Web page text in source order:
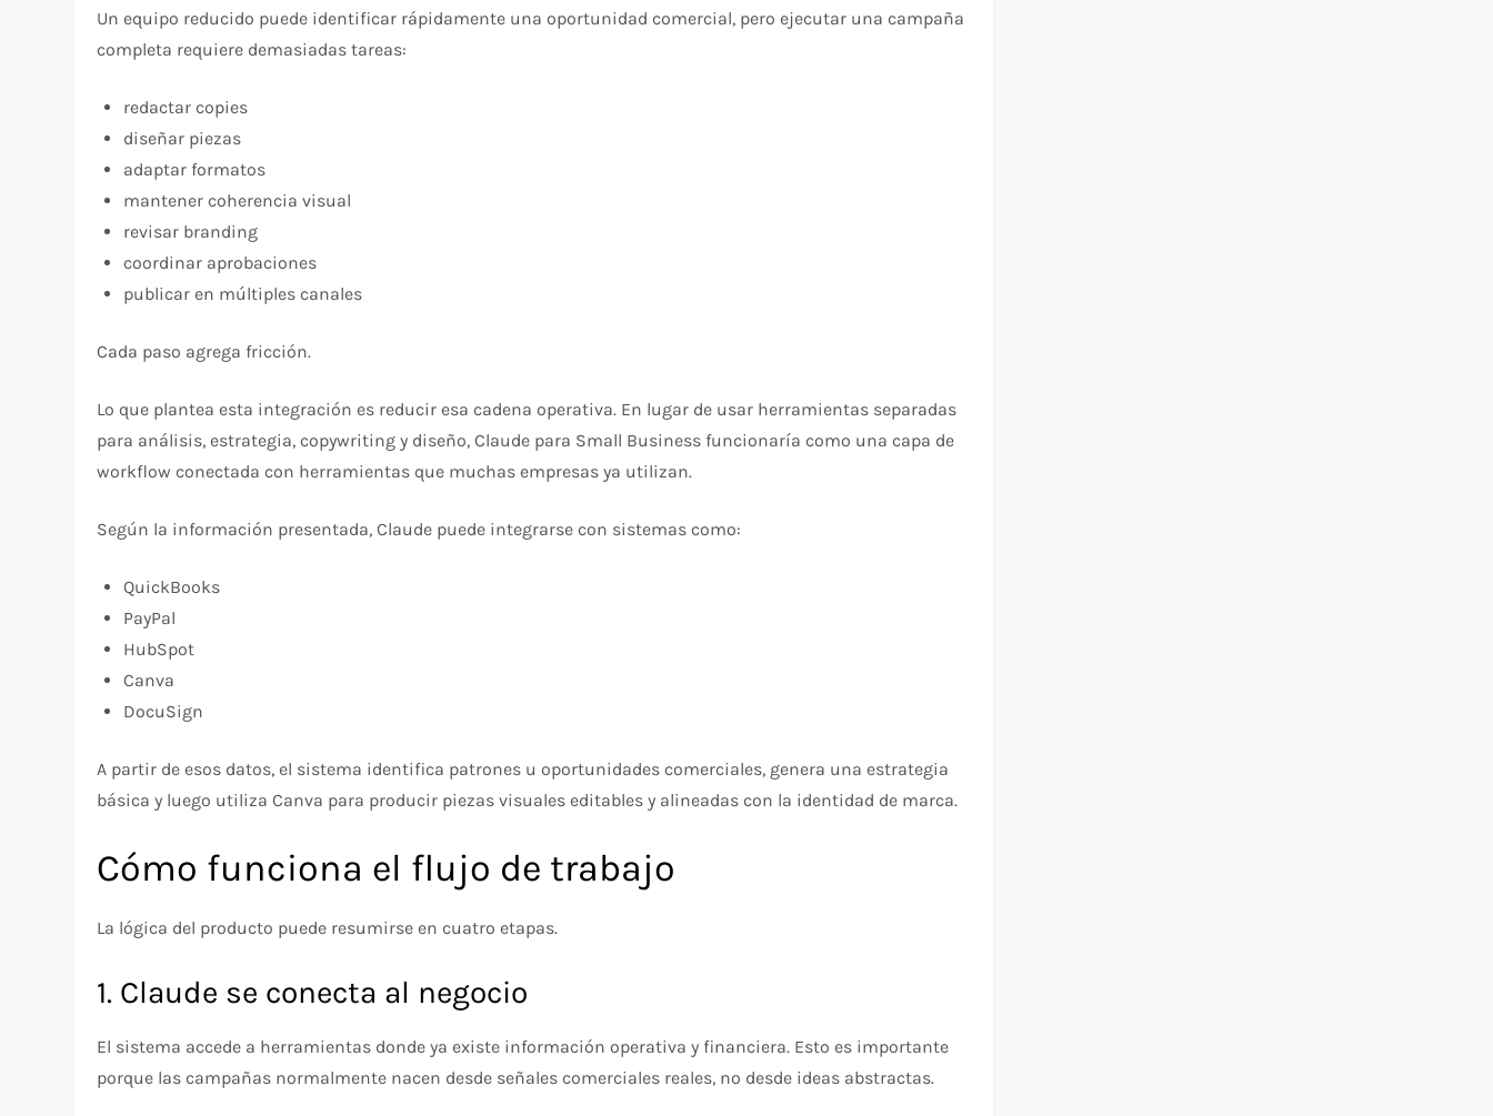
Un equipo reducido puede identificar rápidamente una oportunidad comercial, pero ejecutar una campaña
completa requiere demasiadas tareas:
redactar copies
diseñar piezas
adaptar formatos
mantener coherencia visual
revisar branding
coordinar aprobaciones
publicar en múltiples canales
Cada paso agrega fricción.
Lo que plantea esta integración es reducir esa cadena operativa. En lugar de usar herramientas separadas
para análisis, estrategia, copywriting y diseño, Claude para Small Business funcionaría como una capa de
workflow conectada con herramientas que muchas empresas ya utilizan.
Según la información presentada, Claude puede integrarse con sistemas como:
QuickBooks
PayPal
HubSpot
Canva
DocuSign
A partir de esos datos, el sistema identifica patrones u oportunidades comerciales, genera una estrategia
básica y luego utiliza Canva para producir piezas visuales editables y alineadas con la identidad de marca.
Cómo funciona el flujo de trabajo
La lógica del producto puede resumirse en cuatro etapas.
1. Claude se conecta al negocio
El sistema accede a herramientas donde ya existe información operativa y financiera. Esto es importante
porque las campañas normalmente nacen desde señales comerciales reales, no desde ideas abstractas.